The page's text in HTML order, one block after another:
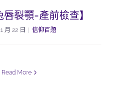
裂顎-產前檢查】
月 22 日 信仰百題
Read More